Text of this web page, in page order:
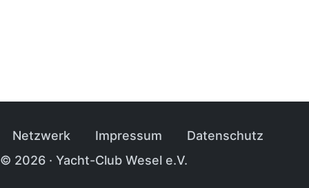
Navi­ga­tion über­sprin­gen
Netz­werk Impres­sum
Daten­schutz
© 2026 · Yacht-Club Wesel e.V.